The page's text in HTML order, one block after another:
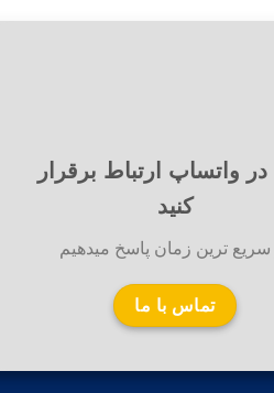
در واتساپ ارتباط برقرار
کنید
سریع ترین زمان پاسخ میدهیم
تماس با ما